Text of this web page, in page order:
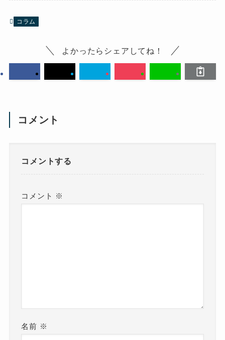
コラム
よかったらシェアしてね！
コメント
コメントする
コメント ※
名前 ※